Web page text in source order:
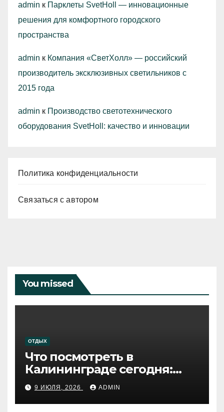
admin к Парклеты SvetHoll — инновационные
решения для комфортного городского
пространства
admin к Компания «СветХолл» — российский
производитель эксклюзивных светильников с
2015 года
admin к Производство светотехнического
оборудования SvetHoll: качество и инновации
Политика конфиденциальности
Связаться с автором
You missed
ОТДЫХ
Что посмотреть в
Калининграде сегодня:
путеводитель по самому
западному городу России
9 ИЮЛЯ, 2026 ADMIN